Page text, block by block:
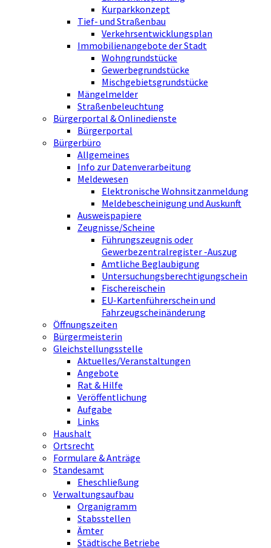
Kurparkkonzept
Tief- und Straßenbau
Verkehrsentwicklungsplan
Immobilienangebote der Stadt
Wohngrundstücke
Gewerbegrundstücke
Mischgebietsgrundstücke
Mängelmelder
Straßenbeleuchtung
Bürgerportal & Onlinedienste
Bürgerportal
Bürgerbüro
Allgemeines
Info zur Datenverarbeitung
Meldewesen
Elektronische Wohnsitzanmeldung
Meldebescheinigung und Auskunft
Ausweispapiere
Zeugnisse/Scheine
Führungszeugnis oder
Gewerbezentralregister -Auszug
Amtliche Beglaubigung
Untersuchungsberechtigungschein
Fischereischein
EU-Kartenführerschein und
Fahrzeugscheinänderung
Öffnungszeiten
Bürgermeisterin
Gleichstellungsstelle
Aktuelles/Veranstaltungen
Angebote
Rat & Hilfe
Veröffentlichung
Aufgabe
Links
Haushalt
Ortsrecht
Formulare & Anträge
Standesamt
Eheschließung
Verwaltungsaufbau
Organigramm
Stabsstellen
Ämter
Städtische Betriebe